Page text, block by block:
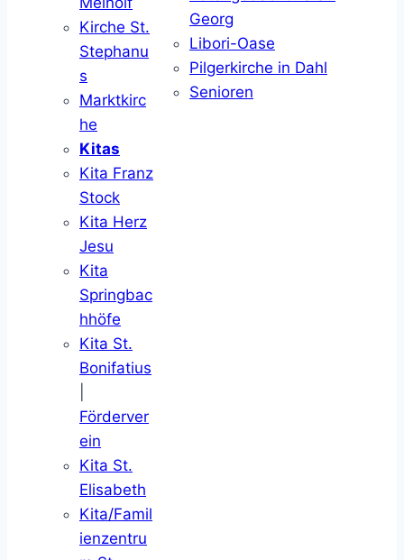
Kirche St.
Stephanu
s
Marktkirc
he
Kitas
Kita Franz
Stock
Kita Herz
Jesu
Kita
Springbac
hhöfe
Kita St.
Bonifatius
Förderver
ein
Kita St.
Elisabeth
Kita/Famil
ienzentru
Georg
Libori-Oase
Pilgerkirche in Dahl
Senioren